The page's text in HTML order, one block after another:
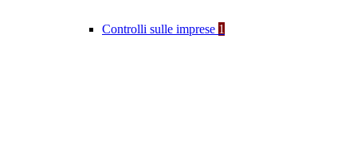
Controlli sulle imprese 1